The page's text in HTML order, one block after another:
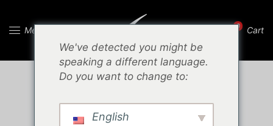
Menu 0 Cart
We've detected you might be
speaking a different language.
Do you want to change to:
English